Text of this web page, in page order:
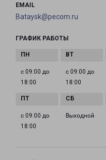
EMAIL
Bataysk@pecom.ru
ГРАФИК РАБОТЫ
с 09:00 до
18:00
с 09:00 до
18:00
с 09:00 до
18:00
Выходной